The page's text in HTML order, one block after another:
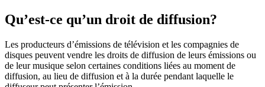
Qu’est-ce qu’un droit de diffusion?
Les producteurs d’émissions de télévision et les compagnies de
disques peuvent vendre les droits de diffusion de leurs émissions ou
de leur musique selon certaines conditions liées au moment de
diffusion, au lieu de diffusion et à la durée pendant laquelle le